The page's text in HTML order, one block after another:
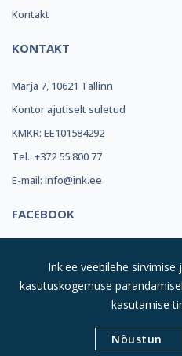
Kontakt
KONTAKT
Marja 7, 10621 Tallinn
Kontor ajutiselt suletud
KMKR: EE101584292
Tel.: +372 55 800 77
E-mail: info@ink.ee
FACEBOOK
Valik
Ink.ee veebilehe
kasutuskogemuse
kasutamise
Nõustun